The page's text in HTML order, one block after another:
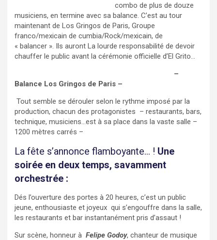
combo de plus de douze
musiciens, en termine avec sa balance. C’est au tour
maintenant de Los Gringos de Paris, Groupe
franco/mexicain de cumbia/Rock/mexicain, de
« balancer ». Ils auront La lourde responsabilité de devoir
chauffer le public avant la cérémonie officielle d’El Grito…
–
Balance Los Gringos de Paris –
Tout semble se dérouler selon le rythme imposé par la
production, chacun des protagonistes – restaurants, bars,
technique, musiciens…est à sa place dans la vaste salle –
1200 mètres carrés –
La fête s’annonce flamboyante… ! Une
soirée en deux temps, savamment
orchestrée :
Dés l’ouverture des portes à 20 heures, c’est un public
jeune, enthousiaste et joyeux qui s’engouffre dans la salle,
les restaurants et bar instantanément pris d’assaut !
Sur scène, honneur à Felipe Godoy, chanteur de musique